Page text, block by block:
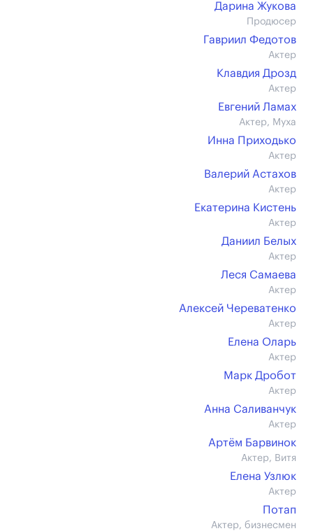
Дарина Жукова
Продюсер
Гавриил Федотов
Актер
Клавдия Дрозд
Актер
Евгений Ламах
Актер, Муха
Инна Приходько
Актер
Валерий Астахов
Актер
Екатерина Кистень
Актер
Даниил Белых
Актер
Леся Самаева
Актер
Алексей Череватенко
Актер
Елена Оларь
Актер
Марк Дробот
Актер
Анна Саливанчук
Актер
Артём Барвинок
Актер, Витя
Елена Узлюк
Актер
Потап
Актер, бизнесмен